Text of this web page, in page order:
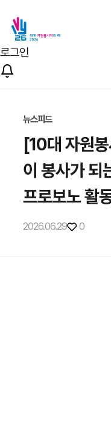
로그인
뉴스피드
[10대 자원
이 봉사가 되
프로보노 활
2026.06.29 0